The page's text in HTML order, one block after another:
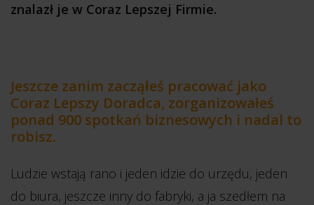
znalazł je w Coraz Lepszej Firmie.
Jeszcze zanim zacząłeś pracować jako
Coraz Lepszy Doradca, zorganizowałeś
ponad 900 spotkań biznesowych i nadal to
robisz.
Ludzie wstają rano i jeden idzie do urzędu, jeden
do biura, jeszcze inny do fabryki, a ja szedłem na